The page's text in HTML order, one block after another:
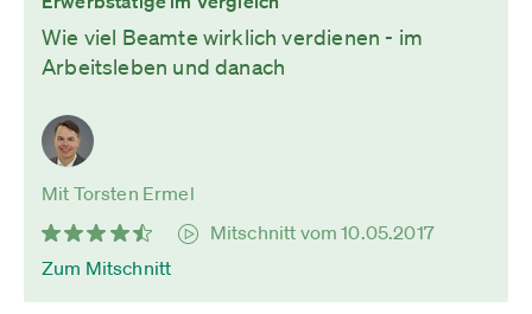
Wie viel Beamte wirklich verdienen - im
Arbeitsleben und danach
Mit Torsten Ermel
Mitschnitt vom 10.05.2017
Zum Mitschnitt